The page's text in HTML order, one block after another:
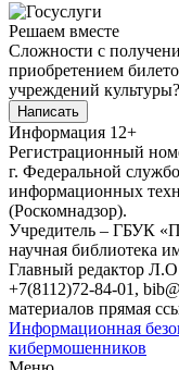
Решаем вместе
Сложности с
приобретением
учреждений культуры?
Написать
Информация 12+
Регистрационный
г. Федеральной
информационных
(Роскомнадзор).
Учредитель – ГБУК
научная библиотека
Главный редактор
+7(8112)72-84-01,
материалов прямая
Информационная
кибермошенников